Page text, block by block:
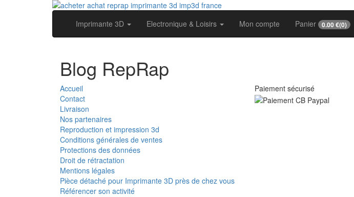
Imprimante 3D Electronique & Loisirs Mon compte Panier 0.00 €(0)
Blog RepRap
Accueil
Contact
Livraison
Nos partenaires
Reproduction et impression 3d
Conditions générales de ventes
Protections des données
Droit de rétractation
Mentions légales
Pièce détaché pour Imprimante 3D près de chez vous
Référencer son activité
Paiement sécurisé